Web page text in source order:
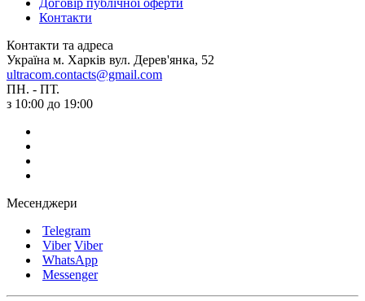
Договір публічної оферти
Контакти
Контакти та адреса
Україна м. Харків вул. Дерев'янка, 52
ultracom.contacts@gmail.com
ПН. - ПТ.
з 10:00 до 19:00
Месенджери
Telegram
Viber Viber
WhatsApp
Messenger